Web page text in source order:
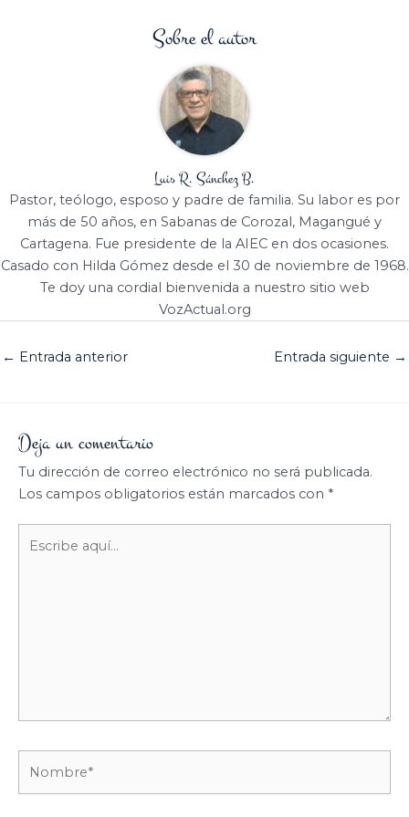
Sobre el autor
Luis R. Sánchez B.
Pastor, teólogo, esposo y padre de familia. Su labor es por
más de 50 años, en Sabanas de Corozal, Magangué y
Cartagena. Fue presidente de la AIEC en dos ocasiones.
Casado con Hilda Gómez desde el 30 de noviembre de 1968.
Te doy una cordial bienvenida a nuestro sitio web
VozActual.org
← Entrada anterior Entrada siguiente →
Deja un comentario
Tu dirección de correo electrónico no será publicada.
Los campos obligatorios están marcados con *